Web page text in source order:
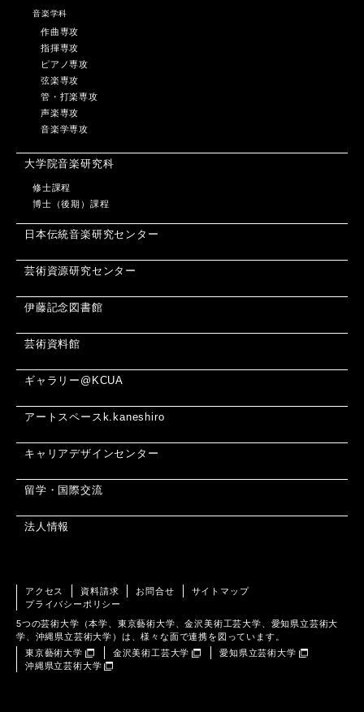
音楽学科
作曲専攻
指揮専攻
ピアノ専攻
弦楽専攻
管・打楽専攻
声楽専攻
音楽学専攻
大学院音楽研究科
修士課程
博士（後期）課程
日本伝統音楽研究センター
芸術資源研究センター
伊藤記念図書館
芸術資料館
ギャラリー@KCUA
アートスペースk.kaneshiro
キャリアデザインセンター
留学・国際交流
法人情報
アクセス 資料請求 お問合せ
サイトマップ
プライバシーポリシー
5つの芸術大学（本学、東京藝術大学、金沢美術工芸大学、愛知県立芸術大
学、沖縄県立芸術大学）は、様々な面で連携を図っています。
東京藝術大学
金沢美術工芸大学
愛知県立芸術大学
沖縄県立芸術大学